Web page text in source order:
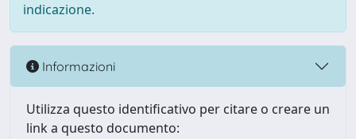
indicazione.
Informazioni
Utilizza questo identificativo per citare o creare un
link a questo documento: